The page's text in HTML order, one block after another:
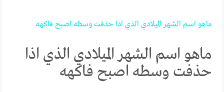
ماهو اسم الشهر الميلادي الذي اذا حذفت وسطه اصبح فاكهه
ماهو اسم الشهر الميلادي الذي اذا
حذفت وسطه اصبح فاكهه